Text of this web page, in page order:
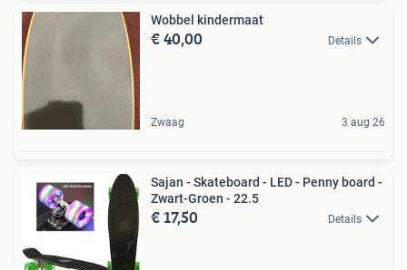
Wobbel kindermaat
€ 40,00 Details
Zwaag 3 aug 26
Sajan - Skateboard - LED - Penny board -
Zwart-Groen - 22.5
€ 17,50 Details